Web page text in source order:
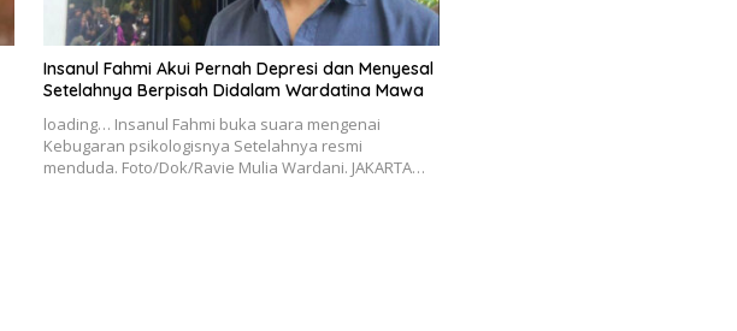
Insanul Fahmi Akui Pernah Depresi dan Menyesal
Setelahnya Berpisah Didalam Wardatina Mawa
loading… Insanul Fahmi buka suara mengenai
Kebugaran psikologisnya Setelahnya resmi
menduda. Foto/Dok/Ravie Mulia Wardani. JAKARTA…